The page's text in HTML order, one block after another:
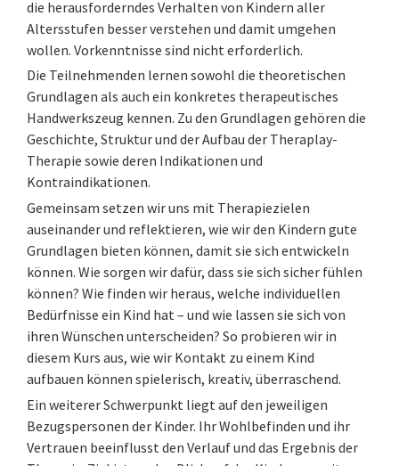
die herausforderndes Verhalten von Kindern aller
Altersstufen besser verstehen und damit umgehen
wollen. Vorkenntnisse sind nicht erforderlich.
Die Teilnehmenden lernen sowohl die theoretischen
Grundlagen als auch ein konkretes therapeutisches
Handwerkszeug kennen. Zu den Grundlagen gehören die
Geschichte, Struktur und der Aufbau der Theraplay-
Therapie sowie deren Indikationen und
Kontraindikationen.
Gemeinsam setzen wir uns mit Therapiezielen
auseinander und reflektieren, wie wir den Kindern gute
Grundlagen bieten können, damit sie sich entwickeln
können. Wie sorgen wir dafür, dass sie sich sicher fühlen
können? Wie finden wir heraus, welche individuellen
Bedürfnisse ein Kind hat – und wie lassen sie sich von
ihren Wünschen unterscheiden? So probieren wir in
diesem Kurs aus, wie wir Kontakt zu einem Kind
aufbauen können spielerisch, kreativ, überraschend.
Ein weiterer Schwerpunkt liegt auf den jeweiligen
Bezugspersonen der Kinder. Ihr Wohlbefinden und ihr
Vertrauen beeinflusst den Verlauf und das Ergebnis der